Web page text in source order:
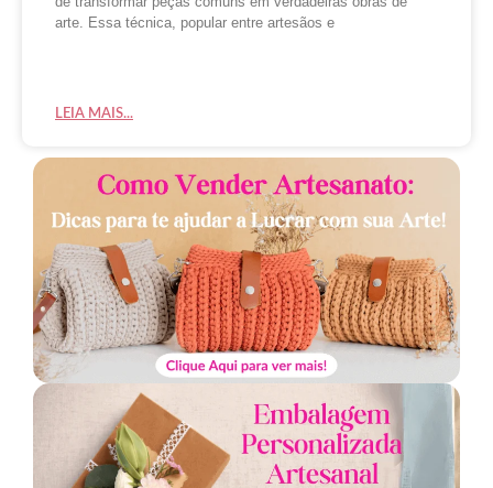
arte. Essa técnica, popular entre artesãos e
LEIA MAIS...